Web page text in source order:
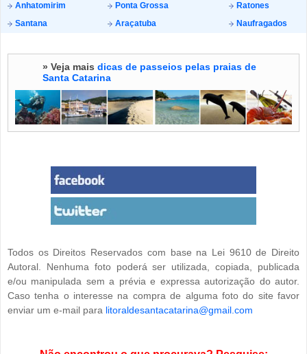
Anhatomirim
Ponta Grossa
Ratones
Santana
Araçatuba Naufragados
» Veja mais dicas de passeios pelas praias de
Santa Catarina
Todos os Direitos Reservados com base na Lei 9610 de Direito
Autoral. Nenhuma foto poderá ser utilizada, copiada, publicada
e/ou manipulada sem a prévia e expressa autorização do autor.
Caso tenha o interesse na compra de alguma foto do site favor
enviar um e-mail para litoraldesantacatarina@gmail.com